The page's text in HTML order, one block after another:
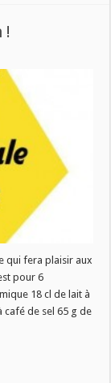
!
qui fera plaisir aux
pour 6
18 cl de lait à
café de sel 65 g de